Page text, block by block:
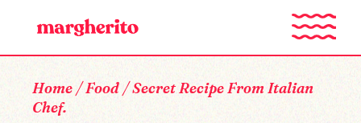
Home Food
Secret Recipe From Italian
Chef.